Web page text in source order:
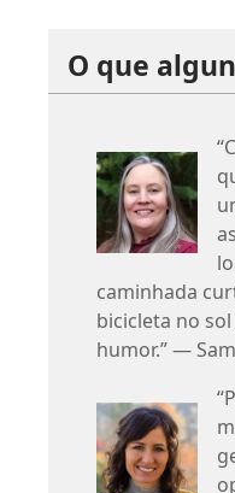
O que
caminhada
bicicleta no
humor.” —